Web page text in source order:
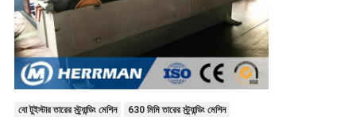
বো টুইস্টার তারের স্ট্র্যান্ডিং মেশিন
630 মিমি তারের স্ট্র্যান্ডিং মেশিন